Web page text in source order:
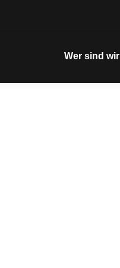
Wer sind wir